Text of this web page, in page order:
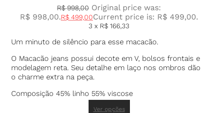
R$998,00 Original price was:
R$ 998,00.R$ 499,00Current price is: R$ 499,00.
3 x R$ 166,33
Um minuto de silêncio para esse macacão.
O Macacão jeans possui decote em V, bolsos frontais e
modelagem reta. Seu detalhe em laço nos ombros dão
o charme extra na peça.
Composição 45% linho 55% viscose
Ver opções